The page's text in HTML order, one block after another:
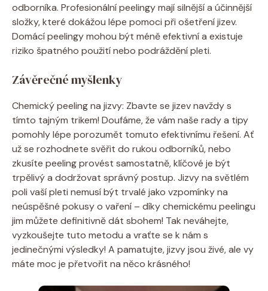
odborníka. Profesionální peelingy mají silnější a účinnější
složky, které dokážou lépe pomoci při ošetření jizev.
Domácí peelingy mohou být méně efektivní a existuje
riziko špatného použití nebo podráždění pleti.
Závěrečné myšlenky
Chemický peeling na jizvy: Zbavte se jizev navždy s
tímto tajným trikem! Doufáme, že vám naše rady a tipy
pomohly lépe porozumět tomuto efektivnímu řešení. Ať
už se rozhodnete svěřit do rukou odborníků, nebo
zkusíte peeling provést samostatně, klíčové je být
trpělivý a dodržovat správný postup. Jizvy na světlém
poli vaší pleti nemusí být trvalé jako vzpomínky na
neúspěšné pokusy o vaření – díky chemickému peelingu
jim můžete definitivně dát sbohem! Tak neváhejte,
vyzkoušejte tuto metodu a vraťte se k nám s
jedinečnými výsledky! A pamatujte, jizvy jsou živé, ale vy
máte moc je přetvořit na něco krásného!